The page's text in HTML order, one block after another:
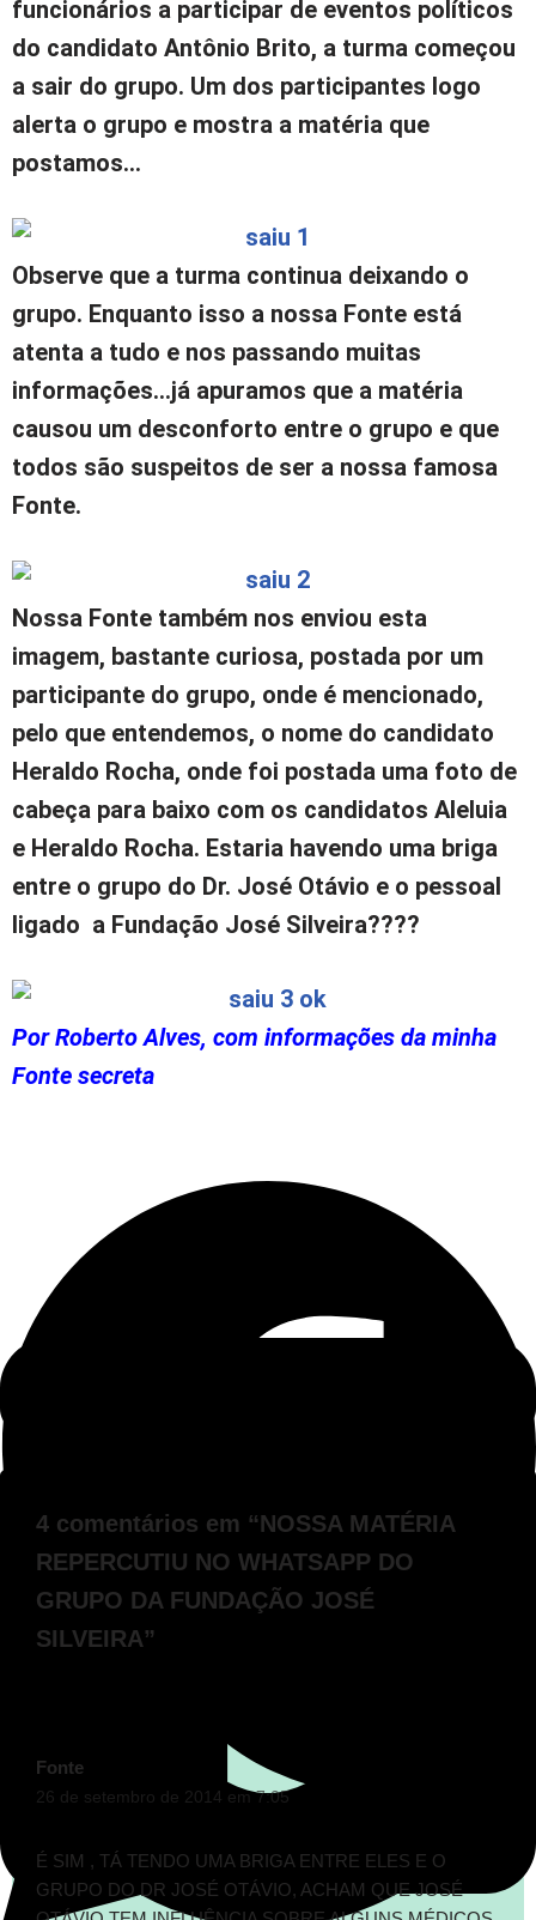
funcionários a participar de eventos políticos
do candidato Antônio Brito, a turma começou
a sair do grupo. Um dos participantes logo
alerta o grupo e mostra a matéria que
postamos…
Observe que a turma continua deixando o
grupo. Enquanto isso a nossa Fonte está
atenta a tudo e nos passando muitas
informações…já apuramos que a matéria
causou um desconforto entre o grupo e que
todos são suspeitos de ser a nossa famosa
Fonte.
Nossa Fonte também nos enviou esta
imagem, bastante curiosa, postada por um
participante do grupo, onde é mencionado,
pelo que entendemos, o nome do candidato
Heraldo Rocha, onde foi postada uma foto de
cabeça para baixo com os candidatos Aleluia
e Heraldo Rocha. Estaria havendo uma briga
entre o grupo do Dr. José Otávio e o pessoal
ligado a Fundação José Silveira????
Por Roberto Alves, com informações da minha
Fonte secreta
4 comentários em “NOSSA MATÉRIA
REPERCUTIU NO WHATSAPP DO
GRUPO DA FUNDAÇÃO JOSÉ
SILVEIRA”
Fonte
26 de setembro de 2014 em 7:05
É SIM , TÁ TENDO UMA BRIGA ENTRE ELES E O
GRUPO DO DR JOSÉ OTÁVIO, ACHAM QUE JOSÉ